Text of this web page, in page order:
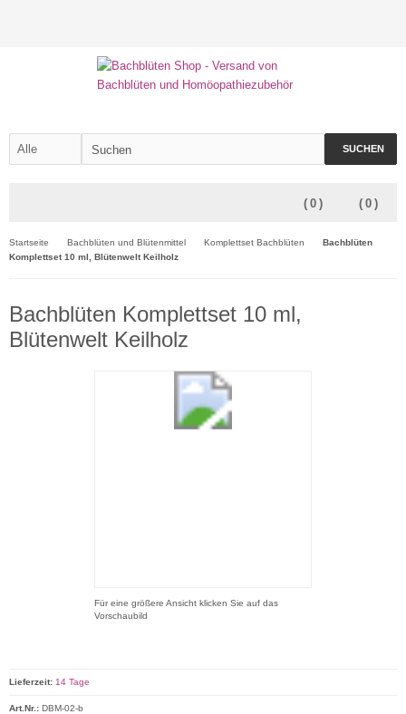
SUCHEN
( 0 )
( 0 )
Startseite Bachblüten und Blütenmittel Komplettset Bachblüten
Bachblüten
Komplettset 10 ml, Blütenwelt Keilholz
Bachblüten Komplettset 10 ml,
Blütenwelt Keilholz
Für eine größere Ansicht klicken Sie auf das
Vorschaubild
Lieferzeit: 14 Tage
Art.Nr.: DBM-02-b